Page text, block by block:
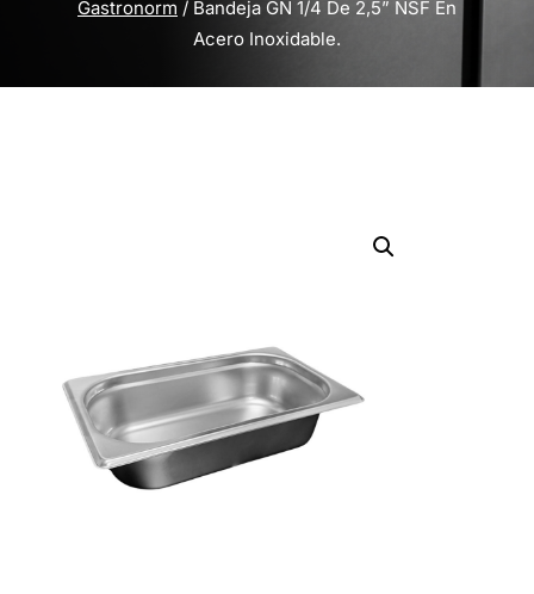
Gastronorm / Bandeja GN 1/4 De 2,5” NSF En
Acero Inoxidable.